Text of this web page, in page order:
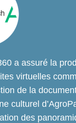
a assuré la
virtuelles
de la
culturel
des